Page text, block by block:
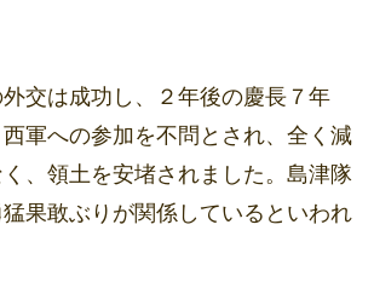
交は成功し、２年後の慶長７年
西軍への参加を不問とされ、全く減
、領土を安堵されました。島津隊
果敢ぶりが関係しているといわれ